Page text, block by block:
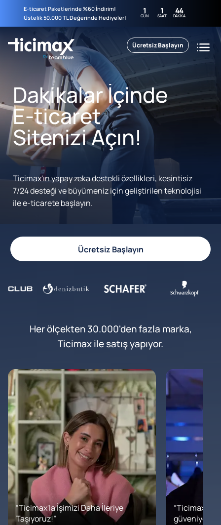
E-ticaret Paketlerinde %60 İndirim!
Üstelik 50.000 TL Değerinde Hediyeler!
1
GÜN 1
SAAT 44
DAKIKA
Ücretsiz Başlayın
Dakikalar İçinde
E-ticaret
Sitenizi Açın!
Ticimax'ın yapay zeka destekli özellikleri, kesintisiz
7/24 desteği ve büyümeniz için geliştirilen teknolojisi
ile e-ticarete başlayın.
Ücretsiz Başlayın
Her ölçekten 30.000'den fazla marka,
Ticimax ile satış yapıyor.
“Ticimax'la İşimizi Daha İleriye
Taşıyoruz!”
“Ticimax'a